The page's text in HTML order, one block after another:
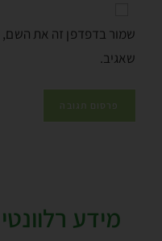
שמור בדפדפן זה את השם,
שאגיב.
מידע